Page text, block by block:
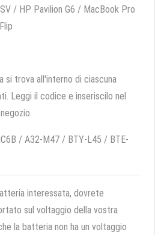
/ HP Pavilion G6 / MacBook Pro
si trova all'interno di ciascuna
Leggi il codice e inseriscilo nel
/ A32-M47 / BTY-L45 / BTE-
interessata, dovrete
sul voltaggio della vostra
la batteria non ha un voltaggio